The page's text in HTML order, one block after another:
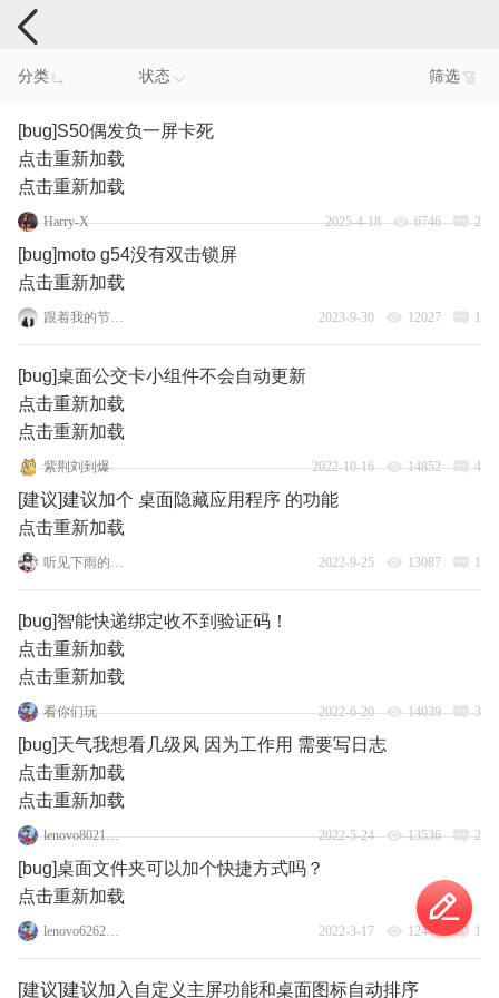
手机反馈
分类 状态 筛选
[bug]S50偶发负一屏卡死
点击重新加载
点击重新加载
Harry-X 2025-4-18 6746 2
[bug]moto g54没有双击锁屏
点击重新加载
跟着我的节奏嗨起来 2023-9-30 12027 1
[bug]桌面公交卡小组件不会自动更新
点击重新加载
点击重新加载
紫荆刘到爆 2022-10-16 14852 4
[建议]建议加个 桌面隐藏应用程序 的功能
点击重新加载
听见下雨的声音_1_1 2022-9-25 13087 1
[bug]智能快递绑定收不到验证码！
点击重新加载
点击重新加载
看你们玩 2022-6-20 14039 3
[bug]天气我想看几级风 因为工作用 需要写日志
点击重新加载
点击重新加载
lenovo80215195 2022-5-24 13536 2
[bug]桌面文件夹可以加个快捷方式吗？
点击重新加载
lenovo62627780 2022-3-17 12448 1
[建议]建议加入自定义主屏功能和桌面图标自动排序